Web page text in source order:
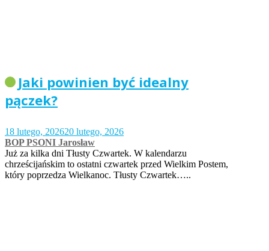
Jaki powinien być idealny
pączek?
18 lutego, 202620 lutego, 2026
BOP PSONI Jarosław
Już za kilka dni Tłusty Czwartek. W kalendarzu
chrześcijańskim to ostatni czwartek przed Wielkim Postem,
który poprzedza Wielkanoc. Tłusty Czwartek…..